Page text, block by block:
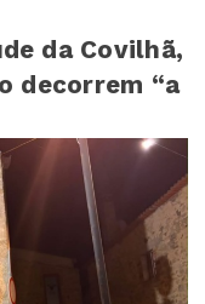
da Covilhã,
decorrem “a